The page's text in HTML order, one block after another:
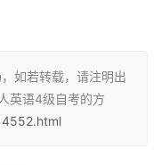
间安排，制定每日的
如若转载，请注明出
英语4级自考的方